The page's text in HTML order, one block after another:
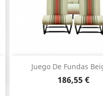
Juego De Fundas
Precio
186,55 €
Vista rápida